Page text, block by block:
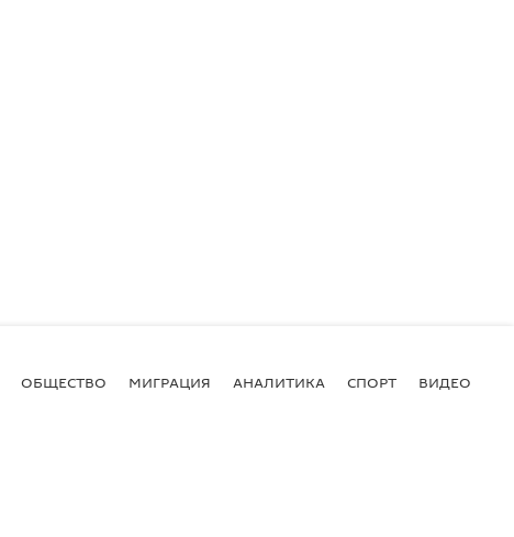
ОБЩЕСТВО МИГРАЦИЯ АНАЛИТИКА СПОРТ ВИДЕО